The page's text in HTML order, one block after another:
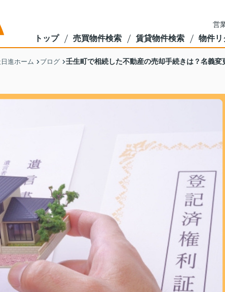
営
トップ 売買物件検索 賃貸物件検索 物件リ
進ホーム ブログ 壬生町で相続した不動産の売却手続きは？名義